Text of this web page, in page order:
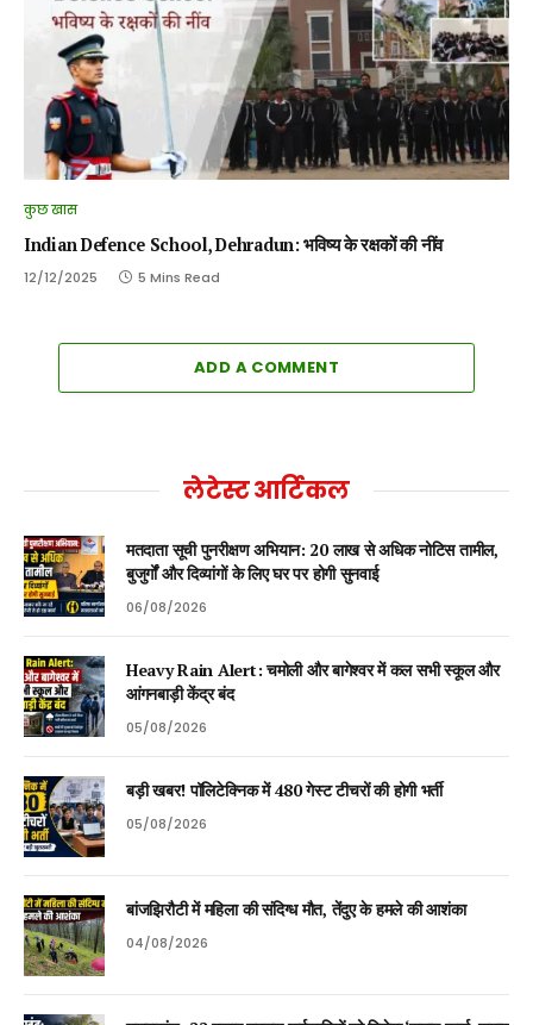
कुछ खास
Indian Defence School, Dehradun: भविष्य के रक्षकों की नींव
12/12/2025 5 Mins Read
ADD A COMMENT
लेटेस्ट आर्टिकल
मतदाता सूची पुनरीक्षण अभियान: 20 लाख से अधिक नोटिस तामील,
बुजुर्गों और दिव्यांगों के लिए घर पर होगी सुनवाई
06/08/2026
Heavy Rain Alert: चमोली और बागेश्वर में कल सभी स्कूल और
आंगनबाड़ी केंद्र बंद
05/08/2026
बड़ी खबर! पॉलिटेक्निक में 480 गेस्ट टीचरों की होगी भर्ती
05/08/2026
बांजझिरौटी में महिला की संदिग्ध मौत, तेंदुए के हमले की आशंका
04/08/2026